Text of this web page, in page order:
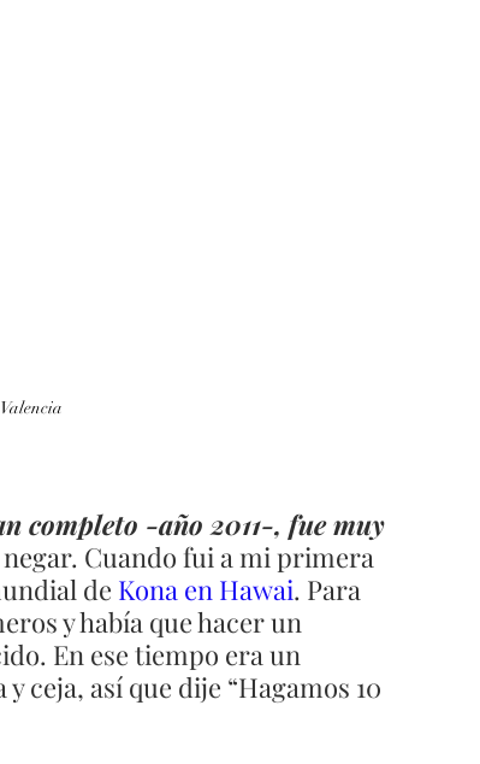
completo -año 2011-, fue muy
negar. Cuando fui a mi primera
de Kona en Hawai. Para
y había que hacer un
En ese tiempo era un
ceja, así que dije “Hagamos 10